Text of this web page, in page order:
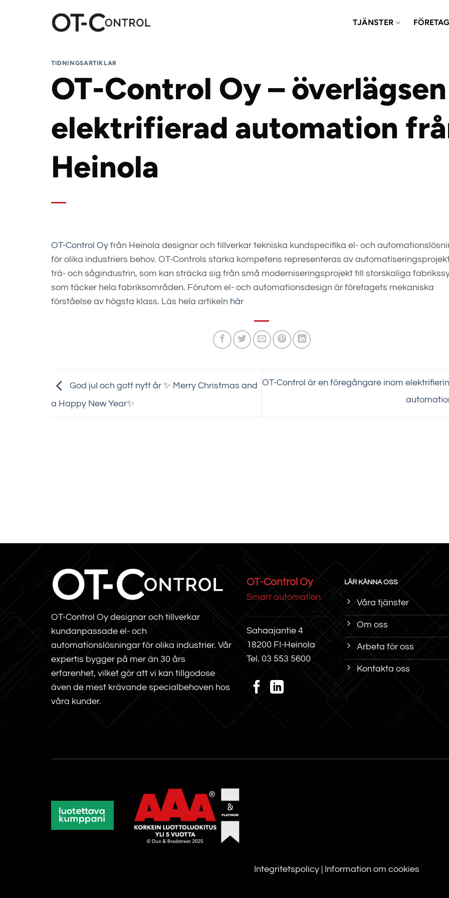
TJÄNSTER FÖRETAG
TIDNINGSARTIKLAR
OT-Control Oy – överlägsen
elektrifierad automation
Heinola
OT-Control Oy från Heinola designar och tillverkar tekniska kundspecifika el- och
för olika industriers behov. OT-Controls starka kompetens representeras av
trä- och sågindustrin, som kan sträcka sig från små moderniseringsprojekt till storskaliga
som täcker hela fabriksområden. Förutom el- och automationsdesign är företagets mekaniska
förståelse av högsta klass. Läs hela artikeln här
God jul och gott nytt år ✨ Merry Christmas and
a Happy New Year✨
OT-Control är en föregångare inom
OT-Control Oy designar och tillverkar
kundanpassade el- och
automationslösningar för olika industrier. Vår
expertis bygger på mer än 30 års
erfarenhet, vilket gör att vi kan tillgodose
även de mest krävande specialbehoven hos
våra kunder.
OT-Control Oy
Smart automation
Sahaajantie 4
18200 FI-Heinola
Tel. 03 553 5600
LÄR KÄNNA OSS
Våra tjänster
Om oss
Arbeta för oss
Kontakta oss
Integritetspolicy Information om cookies